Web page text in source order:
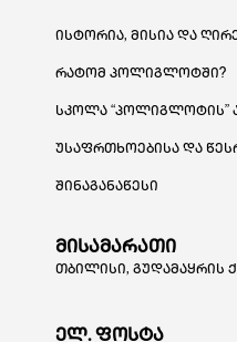
ისტორია, მისია და
რატომ პოლიგლოტში?
სკოლა “პოლიგლოტის”
უსაფრთხოებისა და
შინაგანაწესი
მისამარათი
თბილისი, გუდამაყრის
ელ. ფოსტა